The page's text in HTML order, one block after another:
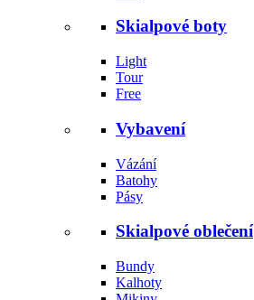
Skialpové boty
Light
Tour
Free
Vybavení
Vázání
Batohy
Pásy
Skialpové oblečení
Bundy
Kalhoty